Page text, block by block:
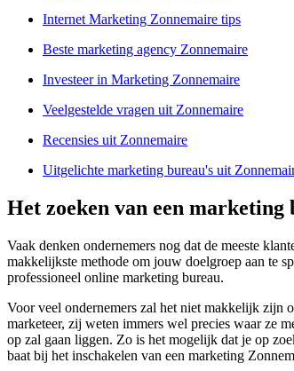
Internet Marketing Zonnemaire tips
Beste marketing agency Zonnemaire
Investeer in Marketing Zonnemaire
Veelgestelde vragen uit Zonnemaire
Recensies uit Zonnemaire
Uitgelichte marketing bureau's uit
Het zoeken van een
Vaak denken ondernemers nog dat de meeste
makkelijkste methode om jouw doelgroep aan te
professioneel online marketing bureau.
Voor veel ondernemers zal het niet makkelijk zijn
marketeer, zij weten immers wel precies waar ze
op zal gaan liggen. Zo is het mogelijk dat je op
baat bij het inschakelen van een marketing